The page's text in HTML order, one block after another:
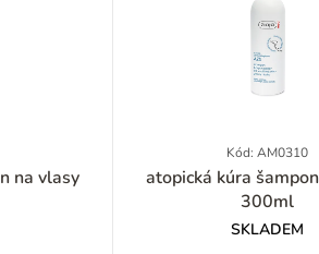
Kód: AM0310
atopická kúra šampon na vlasy
300ml
SKLADEM